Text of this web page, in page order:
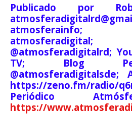
Publicado por
atmosferainfo;
@atmosferadigitalrd;
TV; Blog
@atmosferadigitalsde;
https://zeno.fm/radio/
Periódico
https://